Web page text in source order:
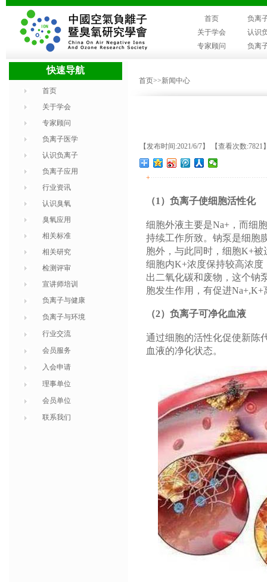
首页
负离
关于学会
认识
专家顾问
负离
快速导航
首页
关于学会
专家顾问
负离子医学
认识负离子
负离子应用
行业资讯
认识臭氧
臭氧应用
相关标准
相关研究
检测评审
宣讲师培训
负离子与健康
负离子与环境
行业交流
会员服务
入会申请
理事单位
会员单位
联系我们
首页>>新闻中心
【发布时间:2021/6/7】 【查看次数:7821
+
（1）负离子使细胞活性化
细胞外液主要是Na+，而细
持续工作所致。钠泵是细胞
胞外，与此同时，细胞K+
细胞内K+浓度保持较高浓
出二氧化碳和废物，这个钠
胞发生作用，有促进
（2）负离子可净化血液
通过细胞的活性化促使新陈
血液的净化状态。